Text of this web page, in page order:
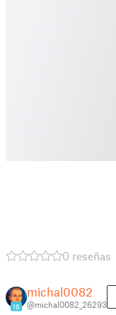
0 reseñas
18
michal0082
@michal0082_26293